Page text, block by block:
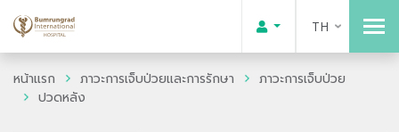
TH
หน้าแรก ภาวะการเจ็บป่วยและการรักษา
ภาวะการเจ็บป่วย
ปวดหลัง